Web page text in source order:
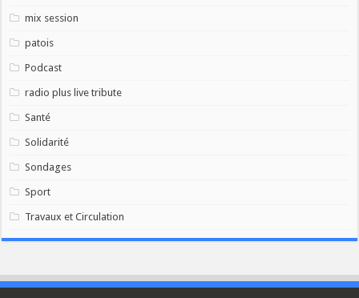
mix session
patois
Podcast
radio plus live tribute
Santé
Solidarité
Sondages
Sport
Travaux et Circulation